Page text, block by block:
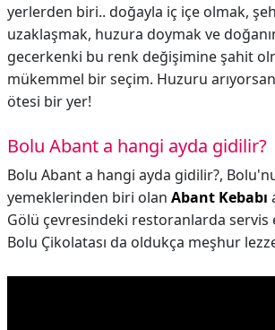
yerlerden biri.. doğayla iç içe olmak,
uzaklaşmak, huzura doymak ve
gecerkenki bu renk değişimine şahit
mükemmel bir seçim. Huzuru
ötesi bir yer!
Bolu Abant a hangi ayda gidilir?
Bolu Abant a hangi ayda gidilir?,
yemeklerinden biri olan Abant Kebabı
Gölü çevresindeki restoranlarda servis
Bolu Çikolatası da oldukça meşhur